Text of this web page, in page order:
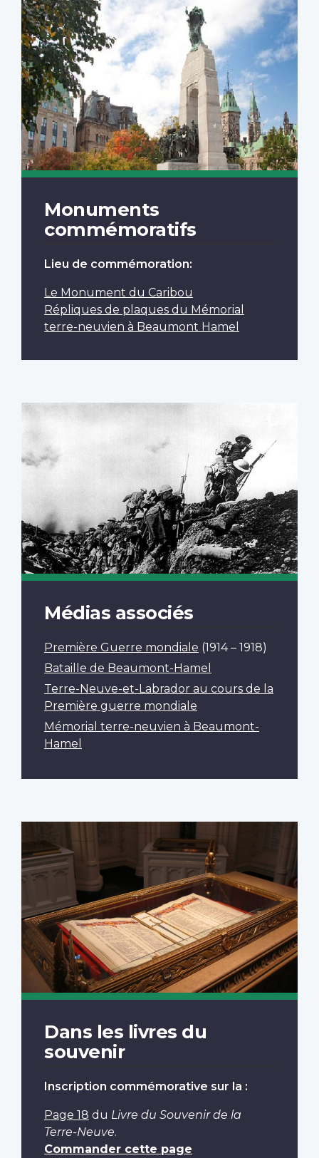
Monuments
commémoratifs
Lieu de commémoration:
Le Monument du Caribou
Répliques de plaques du Mémorial
terre-neuvien à Beaumont Hamel
Médias associés
Première Guerre mondiale (1914 – 1918)
Bataille de Beaumont-Hamel
Terre-Neuve-et-Labrador au cours de la
Première guerre mondiale
Mémorial terre-neuvien à Beaumont-
Hamel
Dans les livres du
souvenir
Inscription commémorative sur la :
Page 18 du Livre du Souvenir de la
Terre-Neuve.
Commander cette page